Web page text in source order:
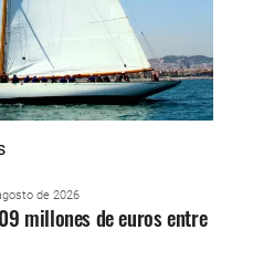
de 2026
millones de euros entre